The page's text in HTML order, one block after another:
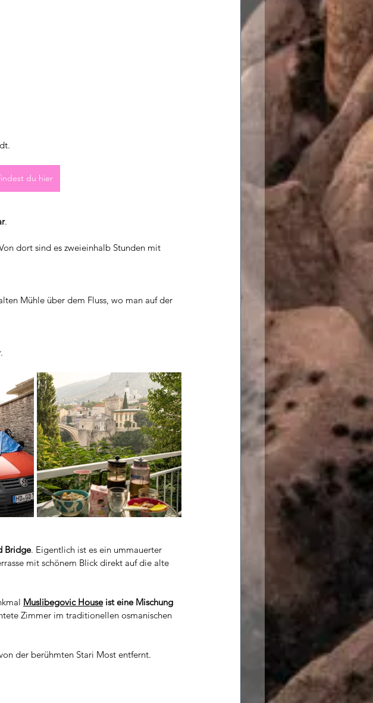
du hier
.
dort sind es zweieinhalb Stunden mit
Mühle über dem Fluss, wo man auf der
Bridge. Eigentlich ist es ein ummauerter
mit schönem Blick direkt auf die alte
Muslibegovic House ist eine Mischung
Zimmer im traditionellen osmanischen
der berühmten Stari Most entfernt.